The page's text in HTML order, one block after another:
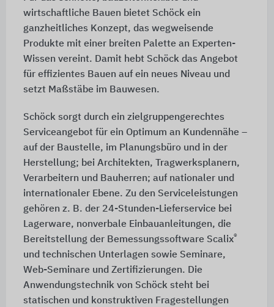
wirtschaftliche Bauen bietet Schöck ein
ganzheitliches Konzept, das wegweisende
Produkte mit einer breiten Palette an Experten-
Wissen vereint. Damit hebt Schöck das Angebot
für effizientes Bauen auf ein neues Niveau und
setzt Maßstäbe im Bauwesen.
Schöck sorgt durch ein zielgruppengerechtes
Serviceangebot für ein Optimum an Kundennähe –
auf der Baustelle, im Planungsbüro und in der
Herstellung; bei Architekten, Tragwerksplanern,
Verarbeitern und Bauherren; auf nationaler und
internationaler Ebene. Zu den Serviceleistungen
gehören z. B. der 24-Stunden-Lieferservice bei
Lagerware, nonverbale Einbauanleitungen, die
Bereitstellung der Bemessungssoftware Scalix®
und technischen Unterlagen sowie Seminare,
Web-Seminare und Zertifizierungen. Die
Anwendungstechnik von Schöck steht bei
statischen und konstruktiven Fragestellungen